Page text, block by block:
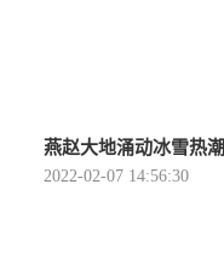
燕赵大地涌动冰雪热潮
2022-02-07 14:56:30